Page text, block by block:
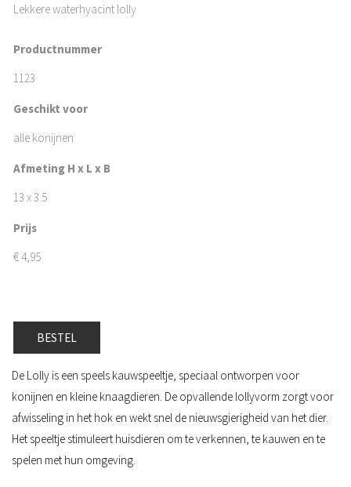
Lekkere waterhyacint lolly
Productnummer
1123
Geschikt voor
alle konijnen
Afmeting H x L x B
13 x 3.5
Prijs
€4,95
BESTEL
De Lolly is een speels kauwspeeltje, speciaal ontworpen voor
konijnen en kleine knaagdieren. De opvallende lollyvorm zorgt voor
afwisseling in het hok en wekt snel de nieuwsgierigheid van het dier.
Het speeltje stimuleert huisdieren om te verkennen, te kauwen en te
spelen met hun omgeving.